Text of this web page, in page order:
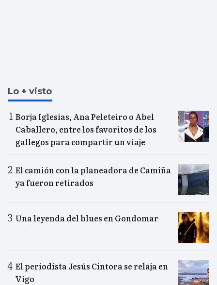
Lo + visto
Borja Iglesias, Ana Peleteiro o Abel
Caballero, entre los favoritos de los
gallegos para compartir un viaje
El camión con la planeadora de Camiña
ya fueron retirados
Una leyenda del blues en Gondomar
El periodista Jesús Cintora se relaja en
Vigo